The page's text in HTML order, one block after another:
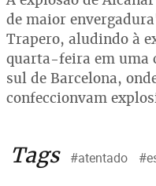
de maior
Trapero, aludindo à
quarta-feira em uma
sul de Barcelona,
confeccionvam
Tags #atentado